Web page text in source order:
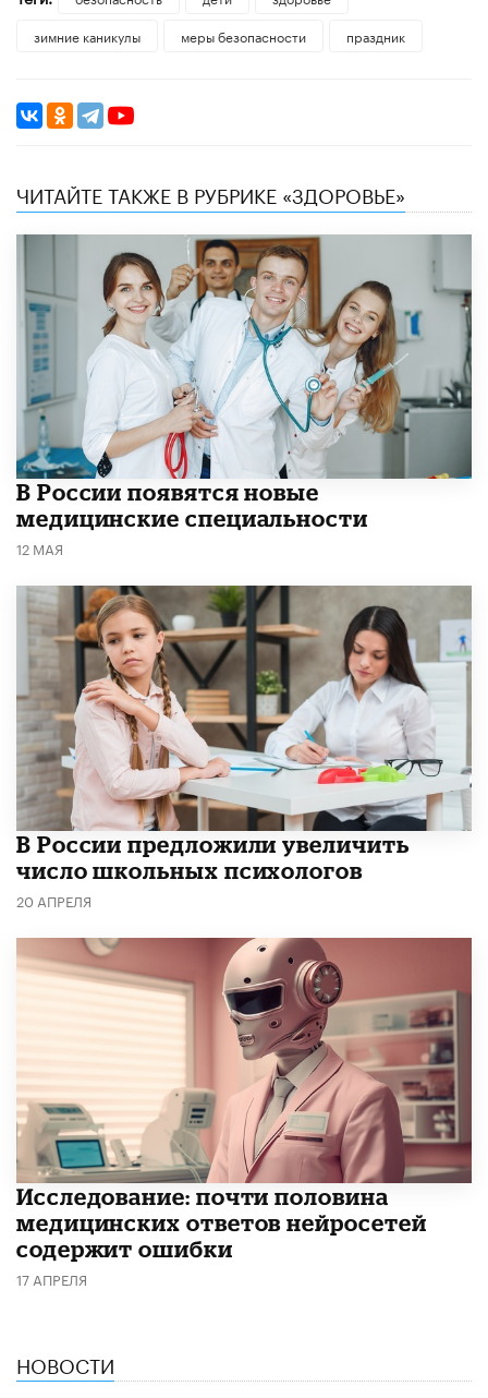
зимние каникулы
меры безопасности праздник
ЧИТАЙТЕ ТАКЖЕ В РУБРИКЕ «ЗДОРОВЬЕ»
В России появятся новые
медицинские специальности
12 МАЯ
В России предложили увеличить
число школьных психологов
20 АПРЕЛЯ
Исследование: почти половина
медицинских ответов нейросетей
содержит ошибки
17 АПРЕЛЯ
НОВОСТИ